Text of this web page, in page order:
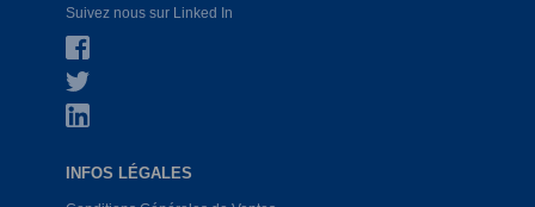
Suivez nous sur Linked In
INFOS LÉGALES